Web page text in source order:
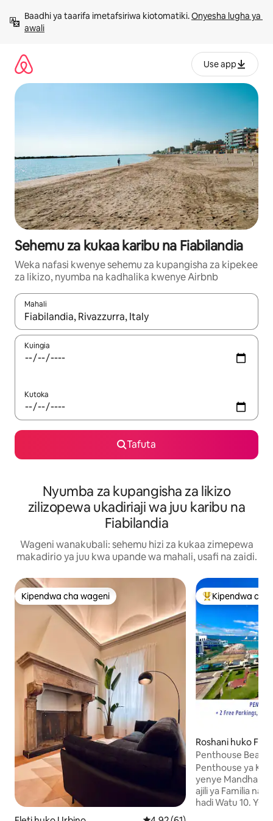
kwenda
kwenye
Baadhi ya taarifa imetafsiriwa kiotomatiki. Onyesha lugha ya
awali
Use app
Sehemu za kukaa karibu na Fiabilandia
Weka nafasi kwenye sehemu za kupangisha za kipekee
za likizo, nyumba na kadhalika kwenye Airbnb
Mahali
Wakati matokeo yanapatikana, vinjari kwa kutumia vitufe vya
Kuingia
Kutoka
Tafuta
Nyumba za kupangisha za likizo
zilizopewa ukadiriaji wa juu karibu na
Fiabilandia
Wageni wanakubali: sehemu hizi za kukaa zimepewa
makadirio ya juu kwa upande wa mahali, usafi na zaidi.
Kipendwa cha wageni
Kipendwa cha wageni Kipendwa
Kipendwa cha
Roshani huko
Penthouse
Families
Penthouse ya
yenye Mandhari
ajili ya Familia na
hadi Watu 10. YOTE YAMEJUMUISHWA: •